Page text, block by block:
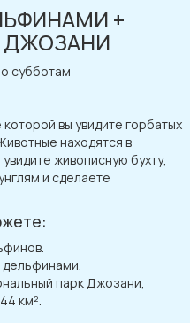
+
ДЖОЗАНИ
субботам
вы увидите горбатых
находятся в
живописную бухту,
и сделаете
дельфинами.
парк Джозани,
км².